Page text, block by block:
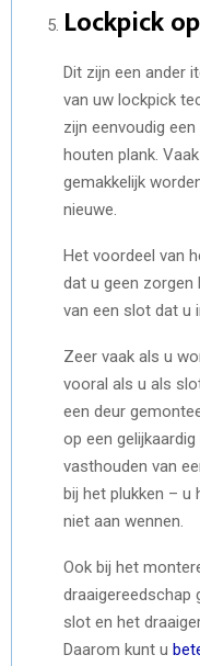
Lockpick
Dit zijn een ander
van uw lockpick
zijn eenvoudig
houten plank.
gemakkelijk
nieuwe.
Het voordeel van
dat u geen
van een slot dat u
Zeer vaak als u
vooral als u als
een deur
op een
vasthouden van
bij het plukken – u
niet aan wennen.
Ook bij het
draaigereedschap
slot en het
Daarom kunt u